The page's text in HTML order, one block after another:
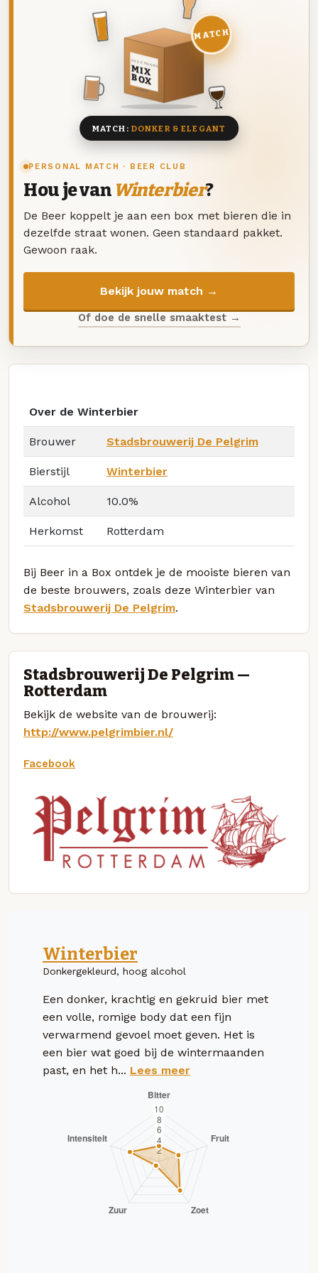
PERSONAL MATCH · BEER CLUB
Hou je van Winterbier?
De Beer koppelt je aan een box met bieren die in
dezelfde straat wonen. Geen standaard pakket.
Gewoon raak.
Bekijk jouw match →
Of doe de snelle smaaktest →
DEZE MAAND
MIX
BOX
8 BIEREN
MATCH
MATCH: DONKER & ELEGANT
Over de Winterbier
Brouwer Stadsbrouwerij De Pelgrim
Bierstijl Winterbier
Alcohol 10.0%
Herkomst Rotterdam
Bij Beer in a Box ontdek je de mooiste bieren van
de beste brouwers, zoals deze Winterbier van
Stadsbrouwerij De Pelgrim.
Stadsbrouwerij De Pelgrim —
Rotterdam
Bekijk de website van de brouwerij:
http://www.pelgrimbier.nl/
Facebook
Winterbier
Donkergekleurd, hoog alcohol
Een donker, krachtig en gekruid bier met
een volle, romige body dat een fijn
verwarmend gevoel moet geven. Het is
een bier wat goed bij de wintermaanden
past, en het h... Lees meer